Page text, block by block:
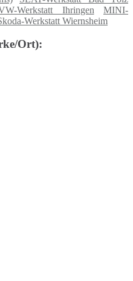
Werkstatt Ihringen
MINI-
Werkstatt Wiernsheim
Ort):